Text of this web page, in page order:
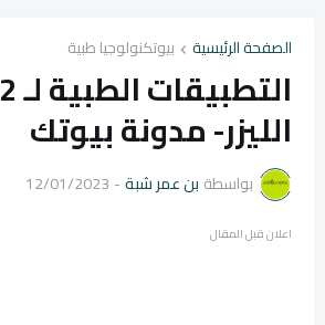
الصفحة الرئيسية بيوتكنولوجيا طبية
الليزر- مدونة بيوتك
بواسطة بن عمر شبة-
12/01/2023
اعلان قبل المقال